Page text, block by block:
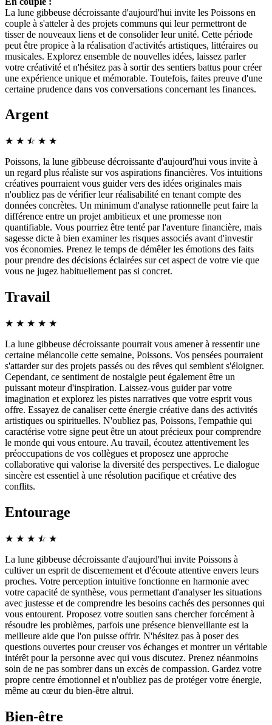
La lune gibbeuse décroissante d'aujourd'hui invite les Poissons en
couple à s'atteler à des projets communs qui leur permettront de
tisser de nouveaux liens et de consolider leur unité. Cette période
peut être propice à la réalisation d'activités artistiques, littéraires ou
musicales. Explorez ensemble de nouvelles idées, laissez parler
votre créativité et n'hésitez pas à sortir des sentiers battus pour créer
une expérience unique et mémorable. Toutefois, faites preuve d'une
certaine prudence dans vos conversations concernant les finances.
Argent
★ ★ ☆
★ ★ ★
Poissons, la lune gibbeuse décroissante d'aujourd'hui vous invite à
un regard plus réaliste sur vos aspirations financières. Vos intuitions
créatives pourraient vous guider vers des idées originales mais
n'oubliez pas de vérifier leur réalisabilité en tenant compte des
données concrètes. Un minimum d'analyse rationnelle peut faire la
différence entre un projet ambitieux et une promesse non
quantifiable. Vous pourriez être tenté par l'aventure financière, mais
sagesse dicte à bien examiner les risques associés avant d'investir
vos économies. Prenez le temps de démêler les émotions des faits
pour prendre des décisions éclairées sur cet aspect de votre vie que
vous ne jugez habituellement pas si concret.
Travail
★ ★ ★ ★ ★
La lune gibbeuse décroissante pourrait vous amener à ressentir une
certaine mélancolie cette semaine, Poissons. Vos pensées pourraient
s'attarder sur des projets passés ou des rêves qui semblent s'éloigner.
Cependant, ce sentiment de nostalgie peut également être un
puissant moteur d'inspiration. Laissez-vous guider par votre
imagination et explorez les pistes narratives que votre esprit vous
offre. Essayez de canaliser cette énergie créative dans des activités
artistiques ou spirituelles. N'oubliez pas, Poissons, l'empathie qui
caractérise votre signe peut être un atout précieux pour comprendre
le monde qui vous entoure. Au travail, écoutez attentivement les
préoccupations de vos collègues et proposez une approche
collaborative qui valorise la diversité des perspectives. Le dialogue
sincère est essentiel à une résolution pacifique et créative des
conflits.
Entourage
★ ★ ★ ☆
★ ★
La lune gibbeuse décroissante d'aujourd'hui invite Poissons à
cultiver un esprit de discernement et d'écoute attentive envers leurs
proches. Votre perception intuitive fonctionne en harmonie avec
votre capacité de synthèse, vous permettant d'analyser les situations
avec justesse et de comprendre les besoins cachés des personnes qui
vous entourent. Proposez votre soutien sans chercher forcément à
résoudre les problèmes, parfois une présence bienveillante est la
meilleure aide que l'on puisse offrir. N'hésitez pas à poser des
questions ouvertes pour creuser vos échanges et montrer un véritable
intérêt pour la personne avec qui vous discutez. Prenez néanmoins
soin de ne pas sombrer dans un excès de compassion. Gardez votre
propre centre émotionnel et n'oubliez pas de protéger votre énergie,
même au cœur du bien-être altrui.
Bien-être